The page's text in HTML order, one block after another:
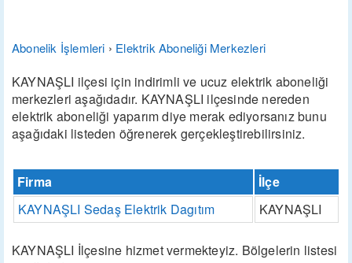
Abonelik İşlemleri › Elektrik Aboneliği Merkezleri
KAYNAŞLI ilçesi için indirimli ve ucuz elektrik aboneliği
merkezleri aşağıdadır. KAYNAŞLI ilçesinde nereden
elektrik aboneliği yaparım diye merak ediyorsanız bunu
aşağıdaki listeden öğrenerek gerçekleştirebilirsiniz.
Firma
İlçe
KAYNAŞLI Sedaş Elektrik Dagıtım
KAYNAŞLI
KAYNAŞLI İlçesine hizmet vermekteyiz. Bölgelerin listesi